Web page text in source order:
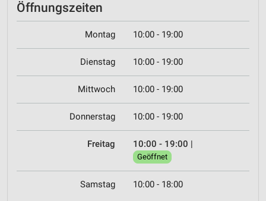
Öffnungszeiten
Montag 10:00 - 19:00
Dienstag 10:00 - 19:00
Mittwoch 10:00 - 19:00
Donnerstag 10:00 - 19:00
Freitag 10:00 - 19:00 |
Geöffnet
Samstag 10:00 - 18:00